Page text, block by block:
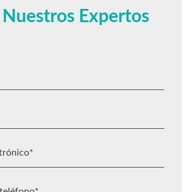
Nuestros Expertos